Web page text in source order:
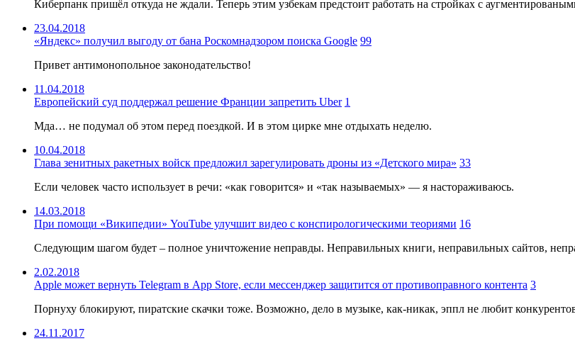
Киберпанк пришёл откуда не ждали. Теперь этим узбекам предстоит работать на стройках с
23.04.2018
«Яндекс» получил выгоду от бана Роскомнадзором поиска Google 99
Привет антимонопольное законодательство!
11.04.2018
Европейский суд поддержал решение Франции запретить Uber 1
Мда… не подумал об этом перед поездкой. И в этом цирке мне отдыхать неделю.
10.04.2018
Глава зенитных ракетных войск предложил зарегулировать дроны из «Детского мира» 33
Если человек часто использует в речи: «как говорится» и «так называемых» — я настораживаюсь.
14.03.2018
При помощи «Википедии» YouTube улучшит видео с конспирологическими теориями 16
Следующим шагом будет – полное уничтожение неправды. Неправильных книги, неправильных сайтов,
2.02.2018
Apple может вернуть Telegram в App Store, если мессенджер защитится от противоправного контента 3
Порнуху блокируют, пиратские скачки тоже. Возможно, дело в музыке, как-никак, эппл не любит конкурентов
24.11.2017